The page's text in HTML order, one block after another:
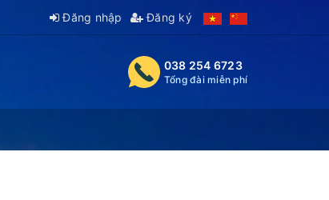
Đăng nhập Đăng ký
038 254 6723
Tổng đài miễn phí